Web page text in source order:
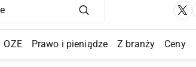
Main Navigation
OZE Prawo i pieniądze Z branży Ceny